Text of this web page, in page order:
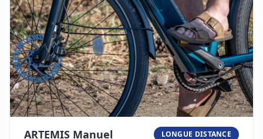
ARTEMIS Manuel LONGUE DISTANCE